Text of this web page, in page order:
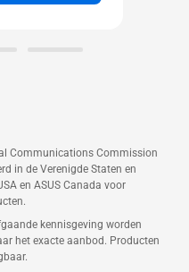
128GBaan
vormfactor:
vermogen
van 150
Communications Commission
in de Verenigde Staten en
en ASUS Canada voor
kennisgeving worden
het exacte aanbod. Producten